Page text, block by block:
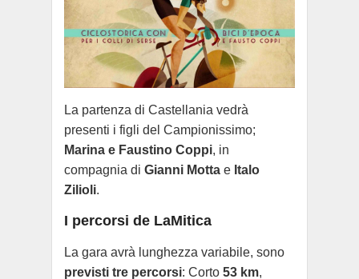
La partenza di Castellania vedrà
presenti i figli del Campionissimo;
Marina e Faustino Coppi, in
compagnia di Gianni Motta e Italo
Zilioli.
I percorsi de LaMitica
La gara avrà lunghezza variabile, sono
previsti tre percorsi: Corto 53 km,